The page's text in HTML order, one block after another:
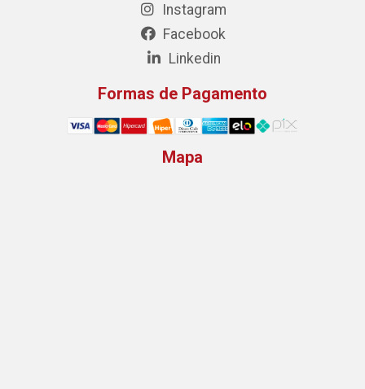
Instagram
Facebook
Linkedin
Formas de Pagamento
Mapa